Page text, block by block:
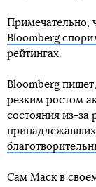
Примечательно,
Bloomberg
рейтингах.
Bloomberg
резким ростом
состояния из-за
Сам Маск в